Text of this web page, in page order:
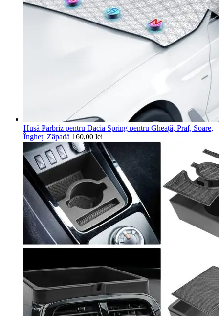
Husă Parbriz pentru Dacia Spring pentru Gheață, Praf, Soare,
Îngheț, Zăpadă 160,00 lei